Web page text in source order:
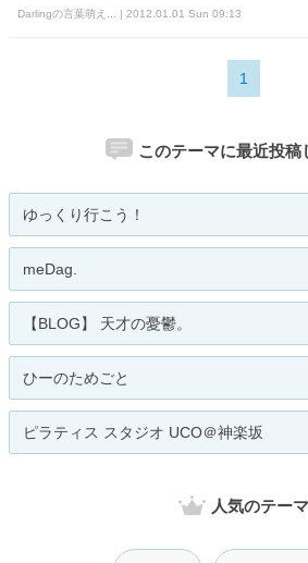
Darlingの言葉萌え... | 2012.01.01 Sun 09:13
1
このテーマに最近投稿
ゆっくり行こう！
meDag.
【BLOG】 天才の憂鬱。
ひーのためごと
ピラティス スタジオ UCO＠神楽坂
人気のテーマ